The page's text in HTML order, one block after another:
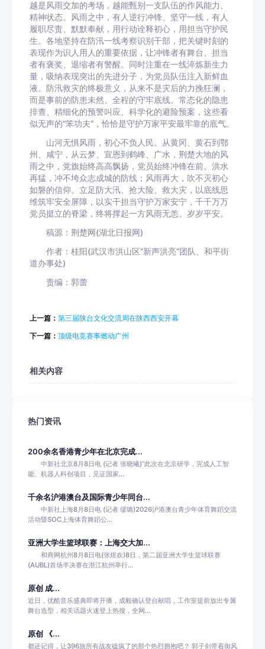
越是风雨交加的考场，越能甄别一支队伍的作风能力、
精神状态。风雨之中，有人逆行冲锋、坚守一线，有人
履职尽责、默默奉献，用行动诠释初心，用担当守护民
生。各地坚持在防汛一线考察识别干部，把关键时刻的
表现作为识人用人的重要依据，让冲锋者有舞台、担当
者有褒奖、退缩者有警醒。同时注重在一线淬炼新生力
量，吸纳表现突出的先进分子，为党员队伍注入新鲜血
液。防汛救灾的终极意义，从来不是灾后的力挽狂澜，
而是事前的防患未然、全程的守牢底线。常态化的隐患
排查、精细化的预警叫应、科学化的避险预案，这些看
似无声的“笨功夫”，恰恰是守护万家平安最牢靠的底气。
山河无惧风雨，初心不负人民。从黄冈、黄石到鄂
州、咸宁，从云梦、宣恩到鹤峰、广水，荆楚大地的风
雨之中，党旗始终高高飘扬，党员始终冲锋在前。洪水
再猛，冲不垮众志成城的防线；风雨再大，吹不灭初心
如磐的信仰。立足防大汛、抢大险、救大灾，以底线思
维筑牢安全屏障，以实干担当守护万家安宁，千千万万
党员挺立的脊梁，终将撑起一方风雨无恙、岁岁平安。
稿源：荆楚网(湖北日报网)
作者：桂阳(武汉市洪山区“新声洪亮”团队、和平街
道办事处)
责编：郭蕾
上一篇： 第三届陕台文化交流周在陕西西安开幕
下一篇： 顶级电竞赛事燃动广州
相关内容
热门资讯
200余名香港青少年在北京完成...
中新社北京8月8日电 (记者 张晓曦)“此次在北京研学，完成人工智
能、机器人科创项目，见证国家...
千余名沪港澳台及国际青少年同台...
中新社上海8月8日电 (记者 缪璐)2026沪港澳台青少年体育舞蹈交流
活动暨SOC上海体育舞蹈公...
亚洲大学生篮球联赛：上海交大加...
和商网杭州8月8日电(张煜欢)8日，第二届亚洲大学生篮球联赛
(AUBL)首场半决赛在浙江杭州举行...
原创 成...
近日，优酷音乐盛典即将开播，成毅确认登台献唱，工作室提前放出专属
舞台造型，相关话题火速登上热搜，全网...
原创 《...
都还记得，让396旅所有战友磕疯了的那个热烈拥抱吧？ 郭子剑带着御风